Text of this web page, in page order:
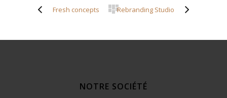
Fresh concepts Rebranding Studio
NOTRE SOCIÉTÉ